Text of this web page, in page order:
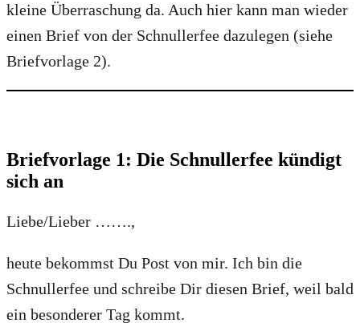
kleine Überraschung da. Auch hier kann man wieder
einen Brief von der Schnullerfee dazulegen (siehe
Briefvorlage 2).
Briefvorlage 1: Die Schnullerfee kündigt
sich an
Liebe/Lieber …….,
heute bekommst Du Post von mir. Ich bin die
Schnullerfee und schreibe Dir diesen Brief, weil bald
ein besonderer Tag kommt.